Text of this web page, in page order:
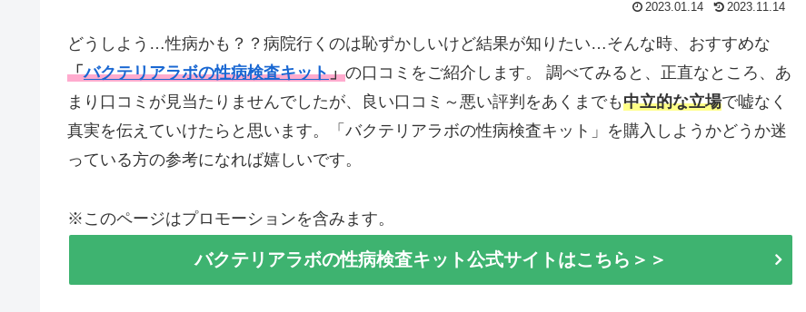
2023.01.14 2023.11.14
どうしよう…性病かも？？病院行くのは恥ずかしいけど結果が知りたい…そんな時、おすすめな
「バクテリアラボの性病検査キット」の口コミをご紹介します。 調べてみると、正直なところ、あ
まり口コミが見当たりませんでしたが、良い口コミ～悪い評判をあくまでも中立的な立場で嘘なく
真実を伝えていけたらと思います。「バクテリアラボの性病検査キット」を購入しようかどうか迷
っている方の参考になれば嬉しいです。
※このページはプロモーションを含みます。
バクテリアラボの性病検査キット公式サイトはこちら＞＞